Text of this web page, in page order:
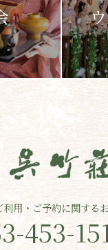
利用・ご予約に関する
453-